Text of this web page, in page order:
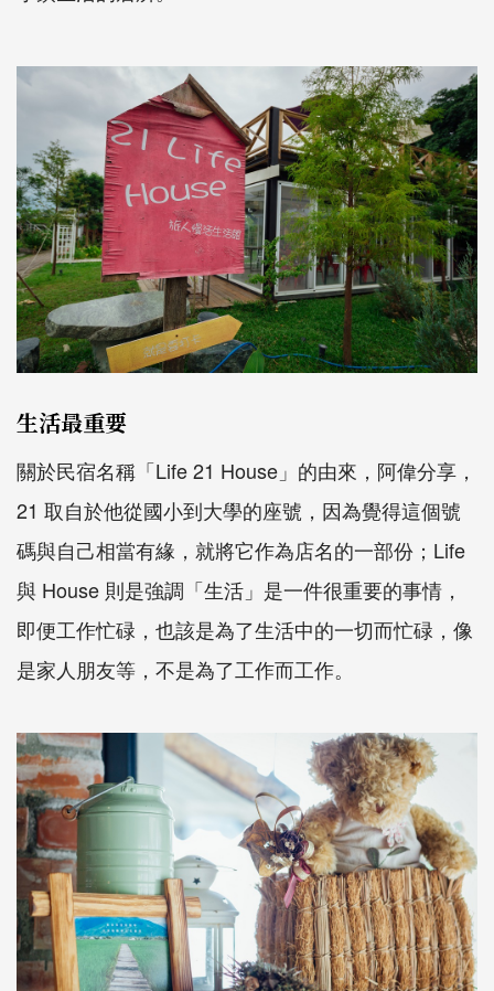
生活最重要
關於民宿名稱「Life 21 House」的由來，阿偉分享，
21 取自於他從國小到大學的座號，因為覺得這個號
碼與自己相當有緣，就將它作為店名的一部份；Life
與 House 則是強調「生活」是一件很重要的事情，
即便工作忙碌，也該是為了生活中的一切而忙碌，像
是家人朋友等，不是為了工作而工作。